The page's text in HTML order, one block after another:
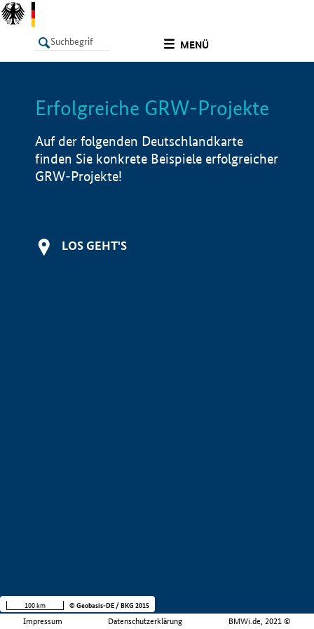
MENÜ
LISTE Info
Erfolgreiche GRW-Projekte
Auf der folgenden Deutschlandkarte
finden Sie konkrete Beispiele erfolgreicher
GRW-Projekte!
LOS GEHT'S
Impressum Datenschutzerklärung BMWi.de, 2021 ©
100 km © Geobasis-DE / BKG 2015